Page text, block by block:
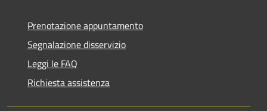
Prenotazione appuntamento
Segnalazione disservizio
Leggi le FAQ
Richiesta assistenza